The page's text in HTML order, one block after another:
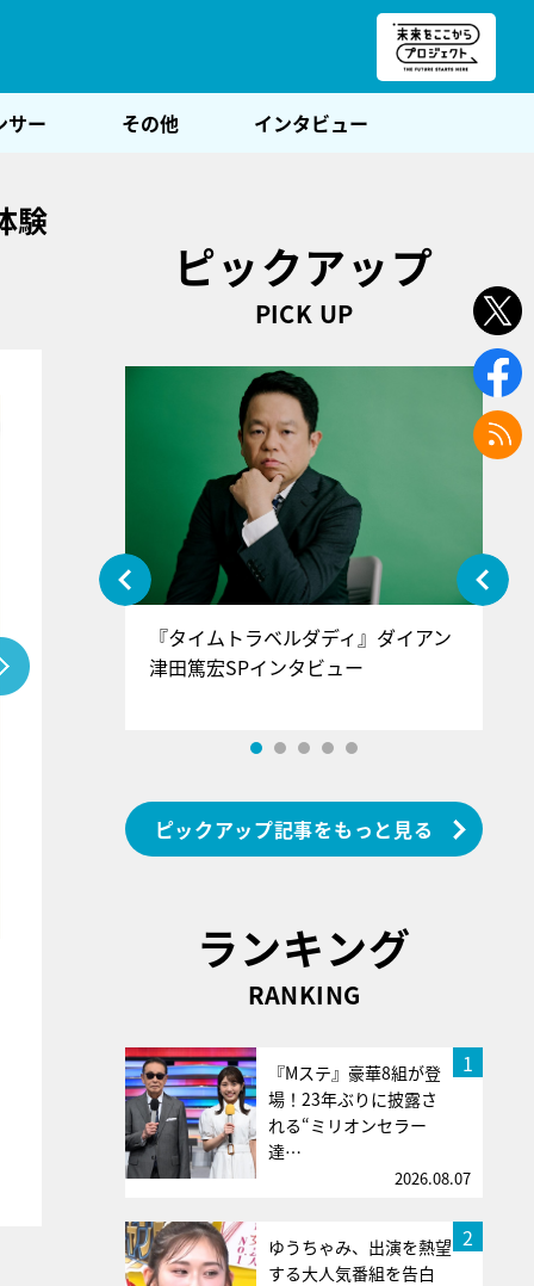
サー その他 インタビュー
験
ピックアップ
PICK UP
』＝LOV
インタ
『タイムトラベルダディ』ダイアン
津田篤宏SPインタビュー
ピックアップ記事をもっと見る
ランキング
RANKING
1
『Mステ』豪華8組が登
場！23年ぶりに披露さ
れる“ミリオンセラー
達…
2026.08.07
2
ゆうちゃみ、出演を熱望
する大人気番組を告白